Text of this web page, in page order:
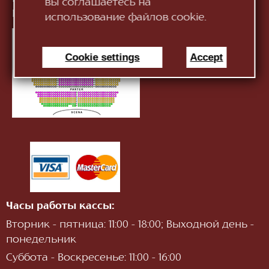
вы соглашаетесь на
использование файлов cookie.
Cookie settings Accept
Информация:infotnob2@gmail.com
Часы работы кассы:
Вторник - пятница: 11:00 - 18:00; Выходной день -
понедельник
Суббота - Воскресенье: 11:00 - 16:00